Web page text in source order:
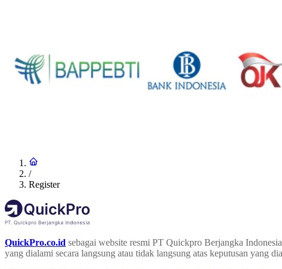
/
Register
QuickPro.co.id sebagai website resmi PT Quickpro Berjangka
yang dialami secara langsung atau tidak langsung atas keputusan yang